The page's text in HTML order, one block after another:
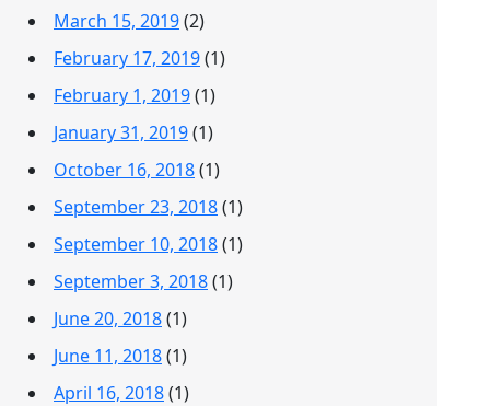
March 15, 2019(2)
February 17, 2019(1)
February 1, 2019(1)
January 31, 2019(1)
October 16, 2018(1)
September 23, 2018(1)
September 10, 2018(1)
September 3, 2018(1)
June 20, 2018(1)
June 11, 2018(1)
April 16, 2018(1)